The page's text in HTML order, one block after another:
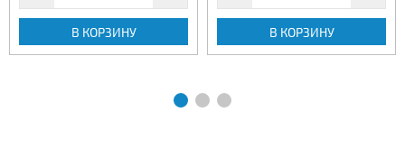
В КОРЗИНУ В КОРЗИНУ